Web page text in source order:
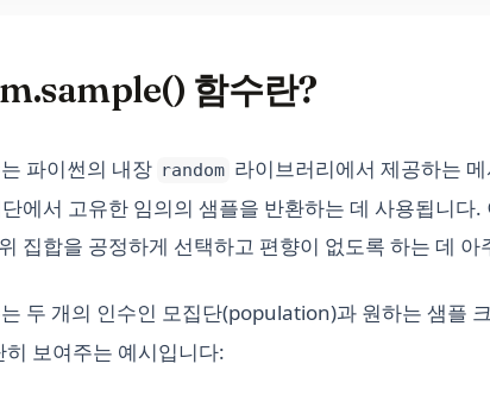
함수란?
파이썬의 내장 random 라이브러리에서 제공하는
에서 고유한 임의의 샘플을 반환하는 데 사용됩니다.
집합을 공정하게 선택하고 편향이 없도록 하는 데 아
두 개의 인수인 모집단(population)과 원하는 샘플
보여주는 예시입니다: